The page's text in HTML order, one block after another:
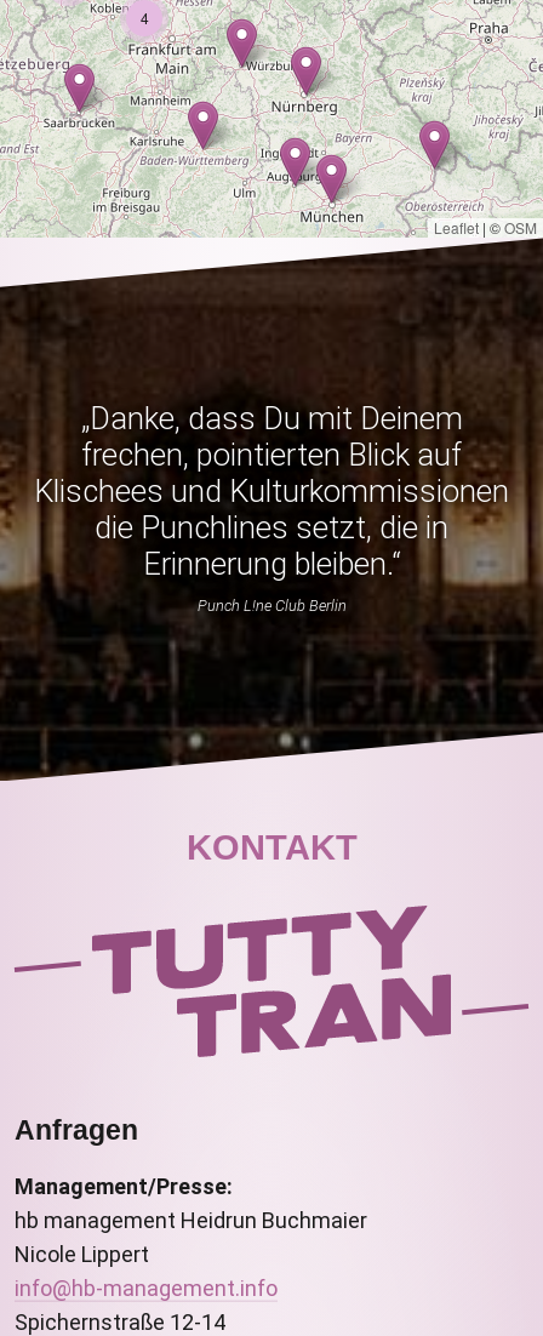
4
Leaflet | ©OSM
„Danke, dass Du mit Deinem
frechen, pointierten Blick auf
Klischees und Kulturkommissionen
die Punchlines setzt, die in
Erinnerung bleiben.“
Punch L!ne Club Berlin
KONTAKT
Anfragen
Management/Presse:
hb management Heidrun Buchmaier
Nicole Lippert
info@hb-management.info
Spichernstraße 12-14